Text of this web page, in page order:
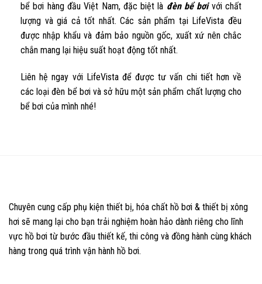
bể bơi hàng đầu Việt Nam, đặc biệt là đèn bể bơivới chất
lượng và giá cả tốt nhất. Các sản phẩm tại LifeVista đều
được nhập khẩu và đảm bảo nguồn gốc, xuất xứ nên chắc
chắn mang lại hiệu suất hoạt động tốt nhất.
Liên hệ ngay với LifeVista để được tư vấn chi tiết hơn về
các loại đèn bể bơi và sở hữu một sản phẩm chất lượng cho
bể bơi của mình nhé!
Chuyên cung cấp phụ kiện thiết bị, hóa chất hồ bơi & thiết bị xông
hơi sẽ mang lại cho bạn trải nghiệm hoàn hảo dành riêng cho lĩnh
vực hồ bơi từ bước đầu thiết kế, thi công và đồng hành cùng khách
hàng trong quá trình vận hành hồ bơi.